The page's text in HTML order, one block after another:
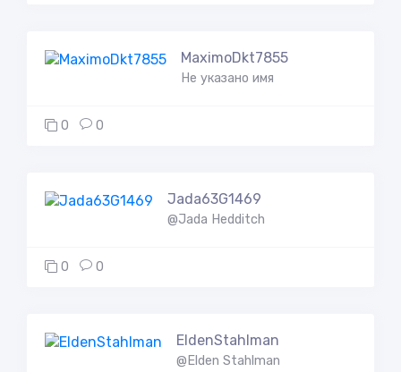
MaximoDkt7855
Не указано имя
0 0
Jada63G1469
@Jada Hedditch
0 0
EldenStahlman
@Elden Stahlman